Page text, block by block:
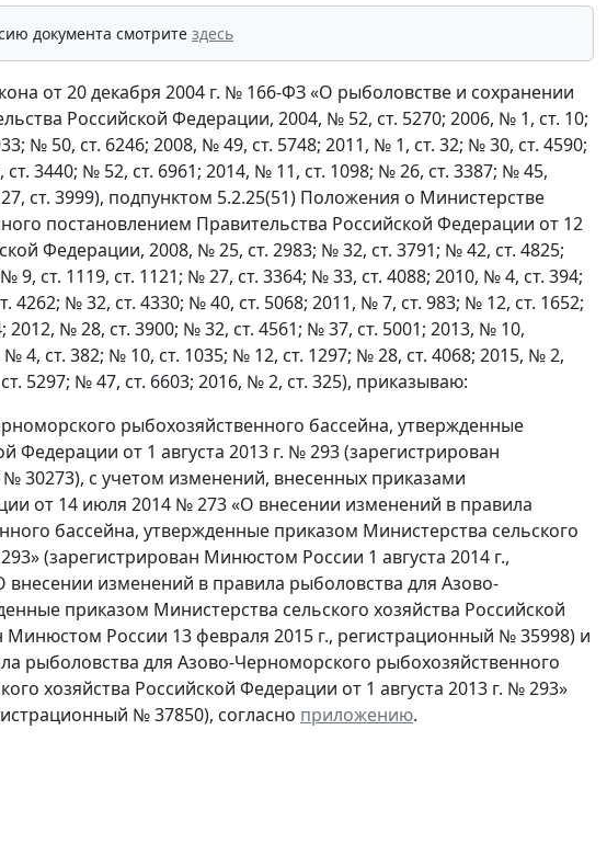
документа смотрите здесь
от 20 декабря 2004 г. № 166-ФЗ «О рыболовстве и сохранении
Российской Федерации, 2004, № 52, ст. 5270; 2006, № 1, ст. 10;
№ 50, ст. 6246; 2008, № 49, ст. 5748; 2011, № 1, ст. 32; № 30, ст. 4590;
3440; № 52, ст. 6961; 2014, № 11, ст. 1098; № 26, ст. 3387; № 45,
ст. 3999), подпунктом 5.2.25(51) Положения о Министерстве
постановлением Правительства Российской Федерации от 12
Федерации, 2008, № 25, ст. 2983; № 32, ст. 3791; № 42, ст. 4825;
ст. 1119, ст. 1121; № 27, ст. 3364; № 33, ст. 4088; 2010, № 4, ст. 394;
4262; № 32, ст. 4330; № 40, ст. 5068; 2011, № 7, ст. 983; № 12, ст. 1652;
№ 28, ст. 3900; № 32, ст. 4561; № 37, ст. 5001; 2013, № 10,
4, ст. 382; № 10, ст. 1035; № 12, ст. 1297; № 28, ст. 4068; 2015, № 2,
5297; № 47, ст. 6603; 2016, № 2, ст. 325), приказываю:
рыбохозяйственного бассейна, утвержденные
Федерации от 1 августа 2013 г. № 293 (зарегистрирован
30273), с учетом изменений, внесенных приказами
от 14 июля 2014 № 273 «О внесении изменений в правила
бассейна, утвержденные приказом Министерства сельского
(зарегистрирован Минюстом России 1 августа 2014 г.,
изменений в правила рыболовства для Азово-
приказом Министерства сельского хозяйства Российской
Минюстом России 13 февраля 2015 г., регистрационный № 35998) и
рыболовства для Азово-Черноморского рыбохозяйственного
хозяйства Российской Федерации от 1 августа 2013 г. № 293»
№ 37850), согласно приложению.